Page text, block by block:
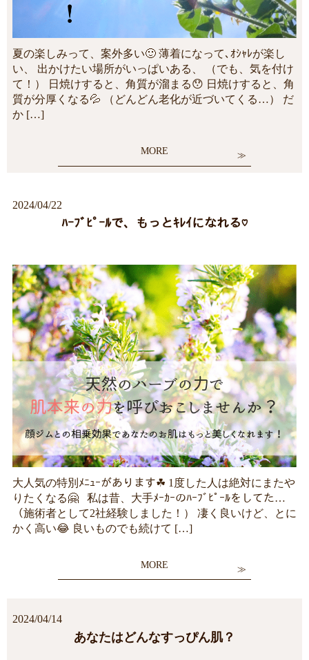
夏の楽しみって、案外多い🙂 薄着になって､ｵｼｬﾚが楽し
い、 出かけたい場所がいっぱいある、 （でも、気を付け
て！） 日焼けすると、角質が溜まる😯 日焼けすると、角
質が分厚くなる💦 （どんどん老化が近づいてくる…） だ
か […]
MORE
2024/04/22
ﾊｰﾌﾞﾋﾟｰﾙで、もっとｷﾚｲになれる♡
大人気の特別ﾒﾆｭｰがあります☘ 1度した人は絶対にまたや
りたくなる🤗 私は昔、大手ﾒｰｶｰのﾊｰﾌﾞﾋﾟｰﾙをしてた…
（施術者として2社経験しました！） 凄く良いけど、とに
かく高い😂 良いものでも続けて […]
MORE
2024/04/14
あなたはどんなすっぴん肌？